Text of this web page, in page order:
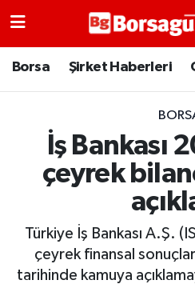
Borsa Şirket Haberleri
İş Bankası
çeyrek
Türkiye İş Bankası A.Ş.
çeyrek finansal
tarihinde kamuya
Borsa
Emtia
Galeri
Gündem
Bitcoin